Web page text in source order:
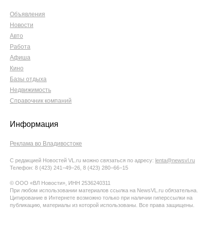
Объявления
Новости
Авто
Работа
Афиша
Кино
Базы отдыха
Недвижимость
Справочник компаний
Информация
Реклама во Владивостоке
С редакцией Новостей VL.ru можно связаться по адресу: lenta@newsvl.ru
Телефон: 8 (423) 241−49−26, 8 (423) 280−66−15
© ООО «ВЛ Новости», ИНН 2536240311
При любом использовании материалов ссылка на NewsVL.ru обязательна.
Цитирование в Интернете возможно только при наличии гиперссылки на
публикацию, материалы из которой использованы. Все права защищены.